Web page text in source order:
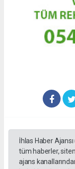
İhlas Haber
tüm haberler,
ajans